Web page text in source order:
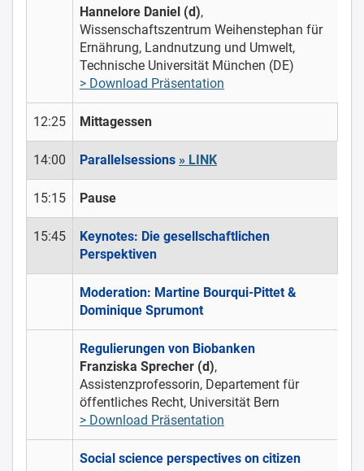
Hannelore Daniel (d),
Wissenschaftszentrum Weihenstephan für
Ernährung, Landnutzung und Umwelt,
Technische Universität München (DE)
> Download Präsentation
12:25 Mittagessen
14:00 Parallelsessions » LINK
15:15 Pause
15:45
Keynotes: Die gesellschaftlichen
Perspektiven
Moderation: Martine Bourqui-Pittet &
Dominique Sprumont
Regulierungen von Biobanken
Franziska Sprecher (d),
Assistenzprofessorin, Departement für
öffentliches Recht, Universität Bern
> Download Präsentation
Social science perspectives on citizen